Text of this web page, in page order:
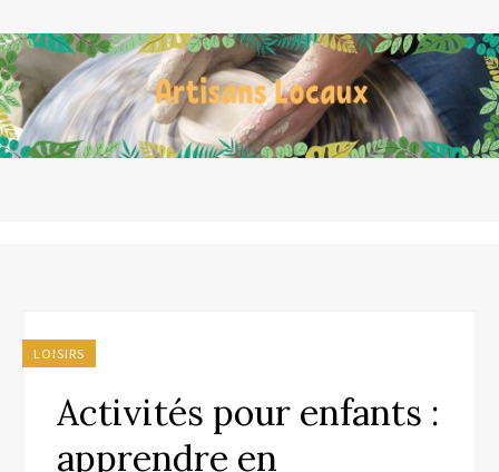
LOISIRS
Activités pour enfants :
apprendre en